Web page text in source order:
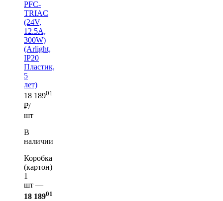
PFC-
TRIAC
(24V,
12.5A,
300W)
(Arlight,
IP20
Пластик,
5
лет)
18 18901
₽/
шт
В
наличии
Коробка
(картон)
1
шт —
18 18901